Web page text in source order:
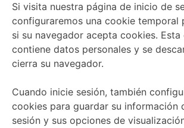
Si visita nuestra página de inicio de
configuraremos una cookie temporal
si su navegador acepta cookies.
contiene datos personales y se
cierra su navegador.
Cuando inicie sesión, también
cookies para guardar su información
sesión y sus opciones de